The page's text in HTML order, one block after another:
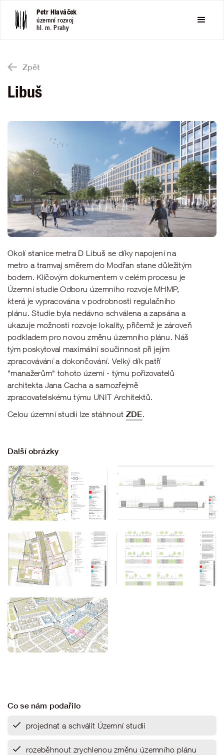
Petr Hlaváček
územní rozvoj
hl. m. Prahy
Zpět
Libuš
Okolí stanice metra D Libuš se díky napojení na
metro a tramvaj směrem do Modřan stane důležitým
bodem. Klíčovým dokumentem v celém procesu je
Územní studie Odboru územního rozvoje MHMP,
která je vypracována v podrobnosti regulačního
plánu. Studie byla nedávno schválena a zapsána a
ukazuje možnosti rozvoje lokality, přičemž je zároveň
podkladem pro novou změnu územního plánu. Náš
tým poskytoval maximální součinnost při jejím
zpracovávání a dokončování. Velký dík patří
"manažerům" tohoto území - týmu pořizovatelů
architekta Jana Cacha a samozřejmě
zpracovatelskému týmu UNIT Architektů.
Celou územní studii lze stáhnout ZDE.
Další obrázky
Co se nám podařilo
projednat a schválit Územní studii
rozeběhnout zrychlenou změnu územního plánu